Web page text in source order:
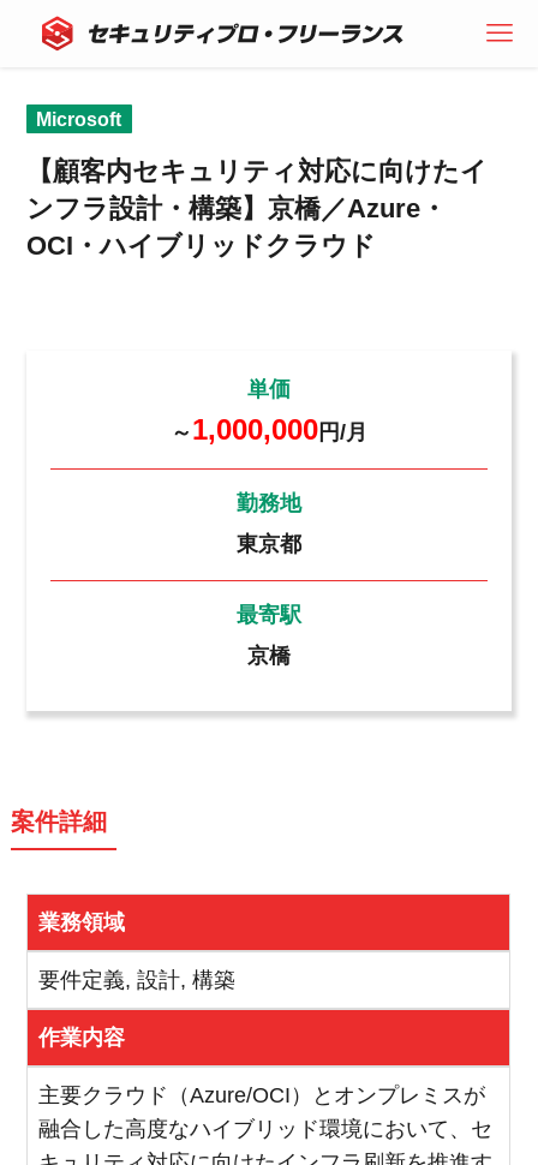
Microsoft
【顧客内セキュリティ対応に向けたイ
ンフラ設計・構築】京橋／Azure・
OCI・ハイブリッドクラウド
単価
～ 1,000,000 円/月
勤務地
東京都
最寄駅
京橋
案件詳細
業務領域
要件定義, 設計, 構築
作業内容
主要クラウド（Azure/OCI）とオンプレミスが
融合した高度なハイブリッド環境において、セ